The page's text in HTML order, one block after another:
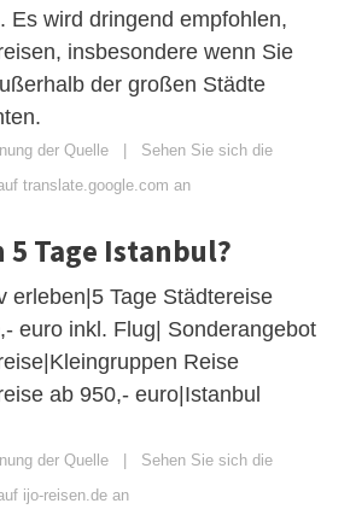
Es wird dringend empfohlen,
insbesondere wenn Sie
der großen Städte
der Quelle | Sehen Sie sich die
translate.google.com an
5 Tage Istanbul?
erleben|5 Tage Städtereise
euro inkl. Flug| Sonderangebot
Reise
ab 950,- euro|Istanbul
der Quelle | Sehen Sie sich die
ijo-reisen.de an